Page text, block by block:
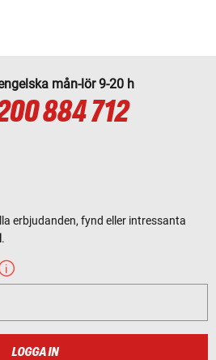
mån-lör 9-20 h
884 712
erbjudanden, fynd eller intressanta
.
LOGGA IN